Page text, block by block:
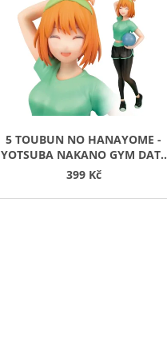
5 TOUBUN NO HANAYOME -
YOTSUBA NAKANO GYM DATE
(17CM)
399 Kč